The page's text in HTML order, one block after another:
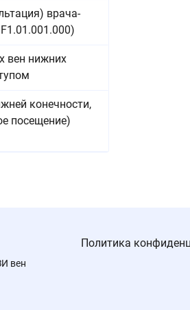
врача-
вен нижних
конечности,
посещение)
вен
Политика